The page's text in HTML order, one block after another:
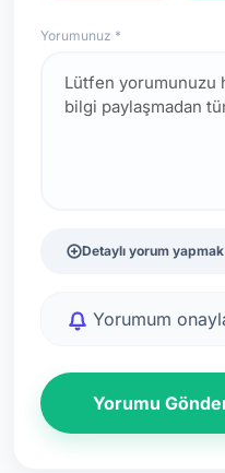
Yorumunuz *
Detaylı yorum
Yorumum
Yorumu